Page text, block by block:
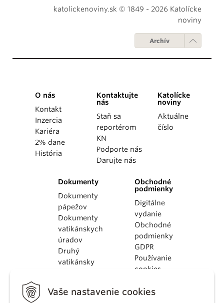
Vaše nastavenie cookies
katolickenoviny.sk © 1849 - 2026 Katolícke
noviny
Archív
O nás
Kontakt
Inzercia
Kariéra
2% dane
História
Kontaktujte
nás
Staň sa
reportérom
KN
Podporte nás
Darujte nás
Katolícke
noviny
Aktuálne
číslo
Dokumenty
Dokumenty
pápežov
Dokumenty
vatikánskych
úradov
Druhý
vatikánsky
KBS
Obchodné
podmienky
Digitálne
vydanie
Obchodné
podmienky
GDPR
Používanie
cookies